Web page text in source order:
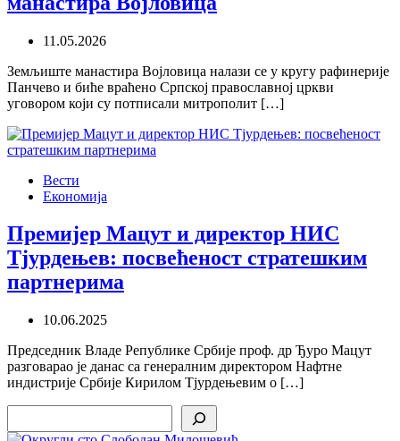
11.05.2026
Земљиште манастира Војловица налази се у кругу рафинерије
Панчево и биће враћено Српској православној цркви
уговором који су потписали митрополит […]
Вести
Економија
Премијер Мацут и директор НИС
Тјурдењев: посвећеност стратешким
партнерима
10.06.2025
Председник Владе Републике Србије проф. др Ђуро Мацут
разговарао је данас са генералним директором Нафтне
индистрије Србије Кирилом Тјурдењевим о […]